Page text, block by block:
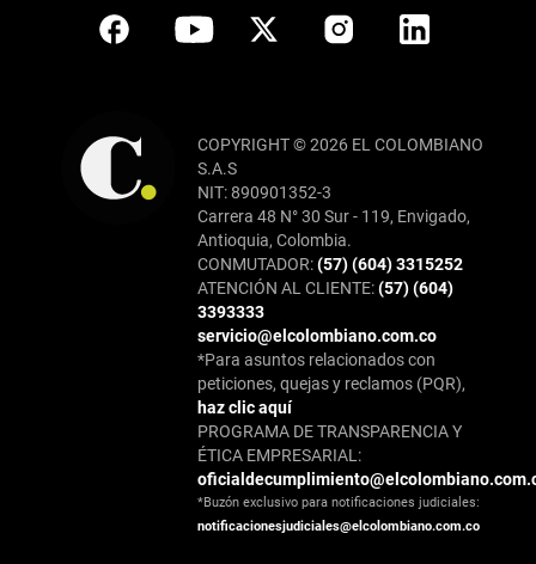
COPYRIGHT © 2026 EL COLOMBIANO
S.A.S
NIT: 890901352-3
Carrera 48 N° 30 Sur - 119, Envigado,
Antioquia, Colombia.
CONMUTADOR:(57) (604) 3315252
ATENCIÓN AL CLIENTE:(57) (604)
3393333
servicio@elcolombiano.com.co
*Para asuntos relacionados con
peticiones, quejas y reclamos (PQR),
haz clic aquí
PROGRAMA DE TRANSPARENCIA Y
ÉTICA EMPRESARIAL:
*Buzón exclusivo para notificaciones judiciales:
notificacionesjudiciales@elcolombiano.com.co